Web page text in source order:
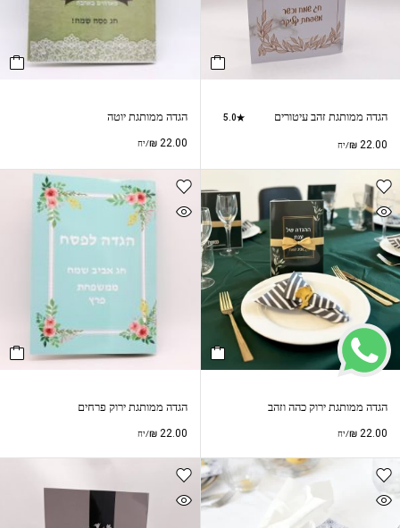
הגדה ממותגת זהב עיטורים 5.0
₪ 22.00 /יח
הגדה ממותגת יוטה
₪22.00 /יח
הגדה ממותגת ירוק כהה וזהב
₪ 22.00 /יח
הגדה ממותגת ירוק פרחים
₪22.00 /יח